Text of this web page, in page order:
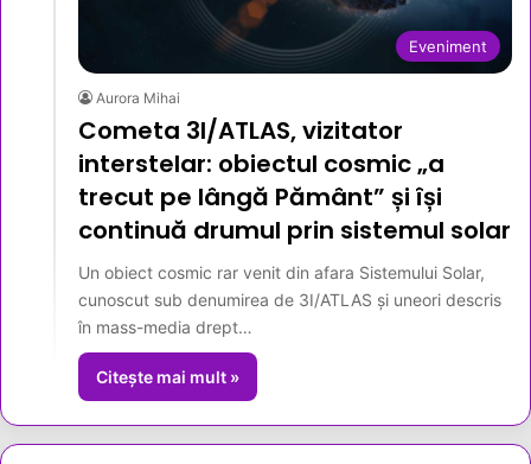
Eveniment
Aurora Mihai
Cometa 3I/ATLAS, vizitator
interstelar: obiectul cosmic „a
trecut pe lângă Pământ” și își
continuă drumul prin sistemul solar
Un obiect cosmic rar venit din afara Sistemului Solar,
cunoscut sub denumirea de 3I/ATLAS și uneori descris
în mass-media drept…
Citește mai mult »